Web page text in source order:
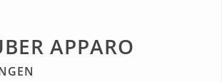
APPARO